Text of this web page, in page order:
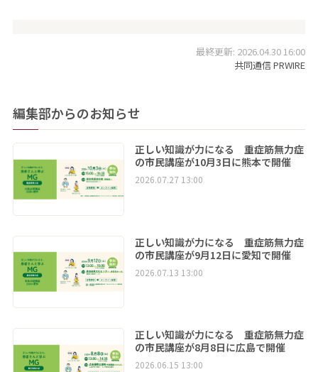
最終更新: 2026.04.30 16:00
共同通信 PRWIRE
編集部からのお知らせ
正しい知識が力になる 重症筋無力症
の市民講座が10月3日に熊本で開催
2026.07.27 13:00
正しい知識が力になる 重症筋無力症
の市民講座が9月12日に愛知で開催
2026.07.13 13:00
正しい知識が力になる 重症筋無力症
の市民講座が8月8日に広島で開催
2026.06.15 13:00